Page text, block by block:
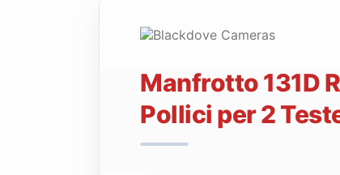
Manfrotto 131D
Pollici per 2